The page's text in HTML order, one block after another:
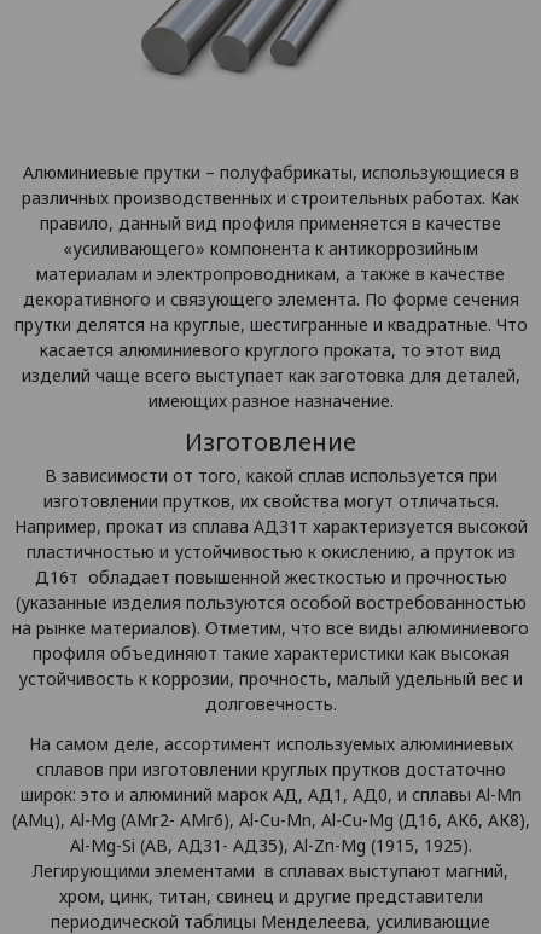
Алюминиевые прутки – полуфабрикаты, использующиеся в
различных производственных и строительных работах. Как
правило, данный вид профиля применяется в качестве
«усиливающего» компонента к антикоррозийным
материалам и электропроводникам, а также в качестве
декоративного и связующего элемента. По форме сечения
прутки делятся на круглые, шестигранные и квадратные. Что
касается алюминиевого круглого проката, то этот вид
изделий чаще всего выступает как заготовка для деталей,
имеющих разное назначение.
Изготовление
В зависимости от того, какой сплав используется при
изготовлении прутков, их свойства могут отличаться.
Например, прокат из сплава АД31т характеризуется высокой
пластичностью и устойчивостью к окислению, а пруток из
Д16т обладает повышенной жесткостью и прочностью
(указанные изделия пользуются особой востребованностью
на рынке материалов). Отметим, что все виды алюминиевого
профиля объединяют такие характеристики как высокая
устойчивость к коррозии, прочность, малый удельный вес и
долговечность.
На самом деле, ассортимент используемых алюминиевых
сплавов при изготовлении круглых прутков достаточно
широк: это и алюминий марок АД, АД1, АД0, и сплавы Al-Mn
(АМц), Al-Mg (АМг2- АМг6), Al-Cu-Mn, Al-Cu-Mg (Д16, АК6, АК8),
Al-Mg-Si (АВ, АД31- АД35), Al-Zn-Mg (1915, 1925).
Легирующими элементами в сплавах выступают магний,
хром, цинк, титан, свинец и другие представители
периодической таблицы Менделеева, усиливающие